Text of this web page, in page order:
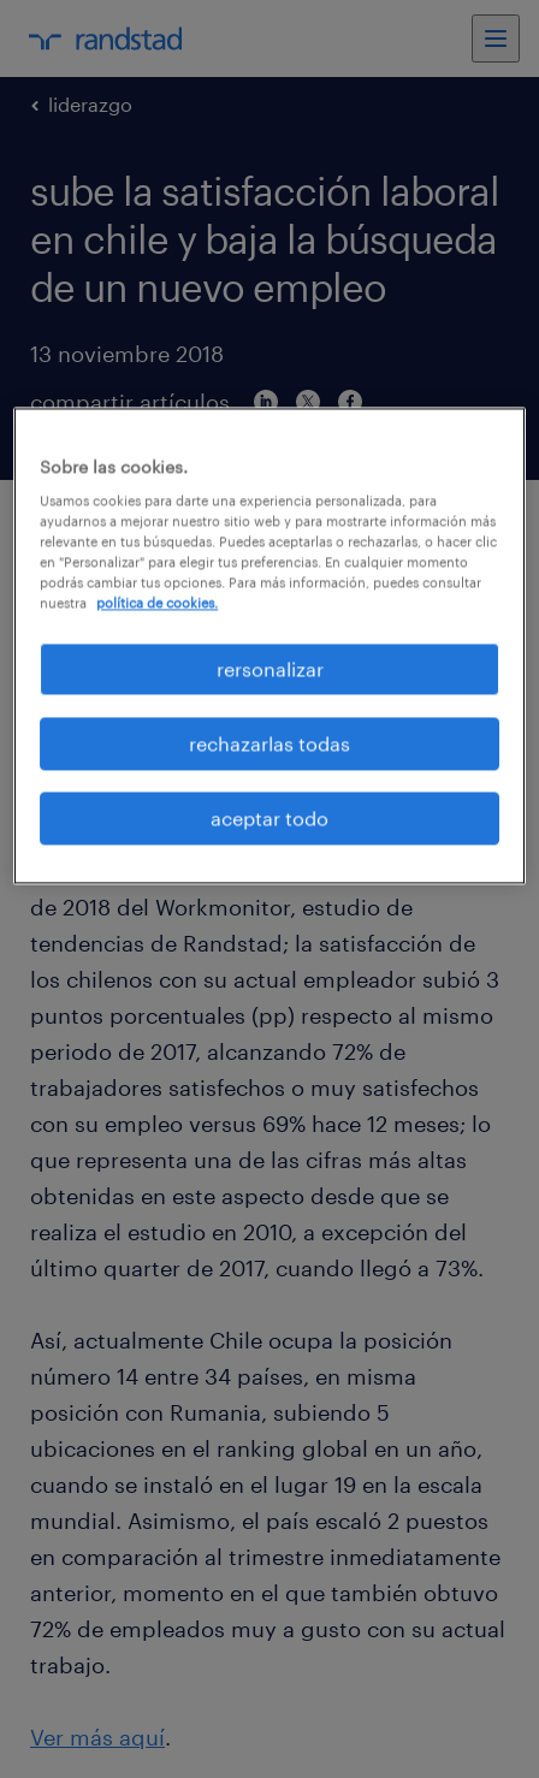
liderazgo
sube la satisfacción laboral
en chile y baja la búsqueda
de un nuevo empleo
13 noviembre 2018
compartir artículos
de 2018 del Workmonitor, estudio de
tendencias de Randstad; la satisfacción de
los chilenos con su actual empleador subió 3
puntos porcentuales (pp) respecto al mismo
periodo de 2017, alcanzando 72% de
trabajadores satisfechos o muy satisfechos
con su empleo versus 69% hace 12 meses; lo
que representa una de las cifras más altas
obtenidas en este aspecto desde que se
realiza el estudio en 2010, a excepción del
último quarter de 2017, cuando llegó a 73%.
Así, actualmente Chile ocupa la posición
número 14 entre 34 países, en misma
posición con Rumania, subiendo 5
ubicaciones en el ranking global en un año,
cuando se instaló en el lugar 19 en la escala
mundial. Asimismo, el país escaló 2 puestos
en comparación al trimestre inmediatamente
anterior, momento en el que también obtuvo
72% de empleados muy a gusto con su actual
trabajo.
Ver más aquí.
Sobre las cookies.
Usamos cookies para darte una experiencia personalizada, para
ayudarnos a mejorar nuestro sitio web y para mostrarte información más
relevante en tus búsquedas. Puedes aceptarlas o rechazarlas, o hacer clic
en "Personalizar" para elegir tus preferencias. En cualquier momento
podrás cambiar tus opciones. Para más información, puedes consultar
nuestra
política de cookies.
rersonalizar
rechazarlas todas
aceptar todo